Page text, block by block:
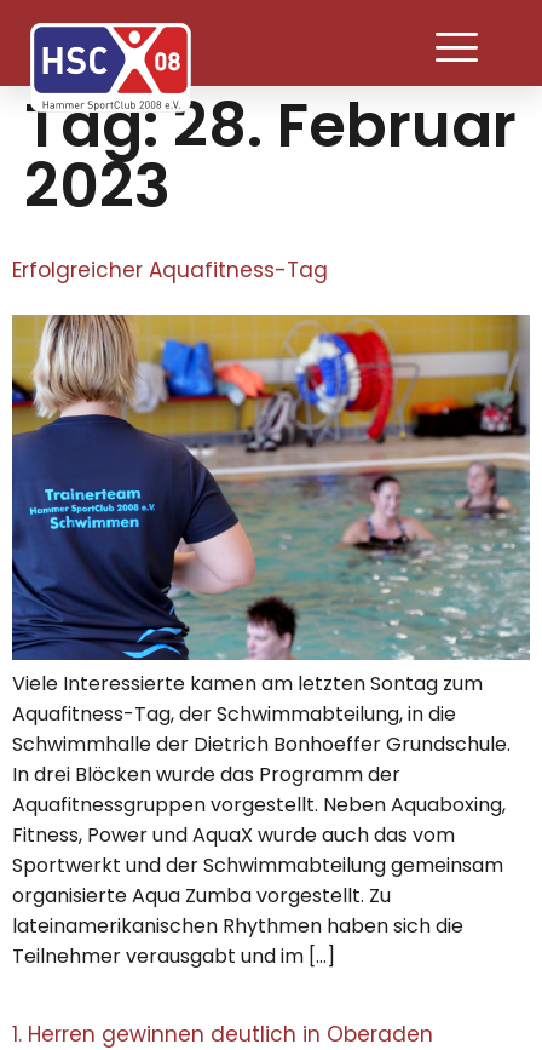
Tag:28. Februar
2023
Erfolgreicher Aquafitness-Tag
Viele Interessierte kamen am letzten Sontag zum
Aquafitness-Tag, der Schwimmabteilung, in die
Schwimmhalle der Dietrich Bonhoeffer Grundschule.
In drei Blöcken wurde das Programm der
Aquafitnessgruppen vorgestellt. Neben Aquaboxing,
Fitness, Power und AquaX wurde auch das vom
Sportwerkt und der Schwimmabteilung gemeinsam
organisierte Aqua Zumba vorgestellt. Zu
lateinamerikanischen Rhythmen haben sich die
Teilnehmer verausgabt und im […]
1. Herren gewinnen deutlich in Oberaden